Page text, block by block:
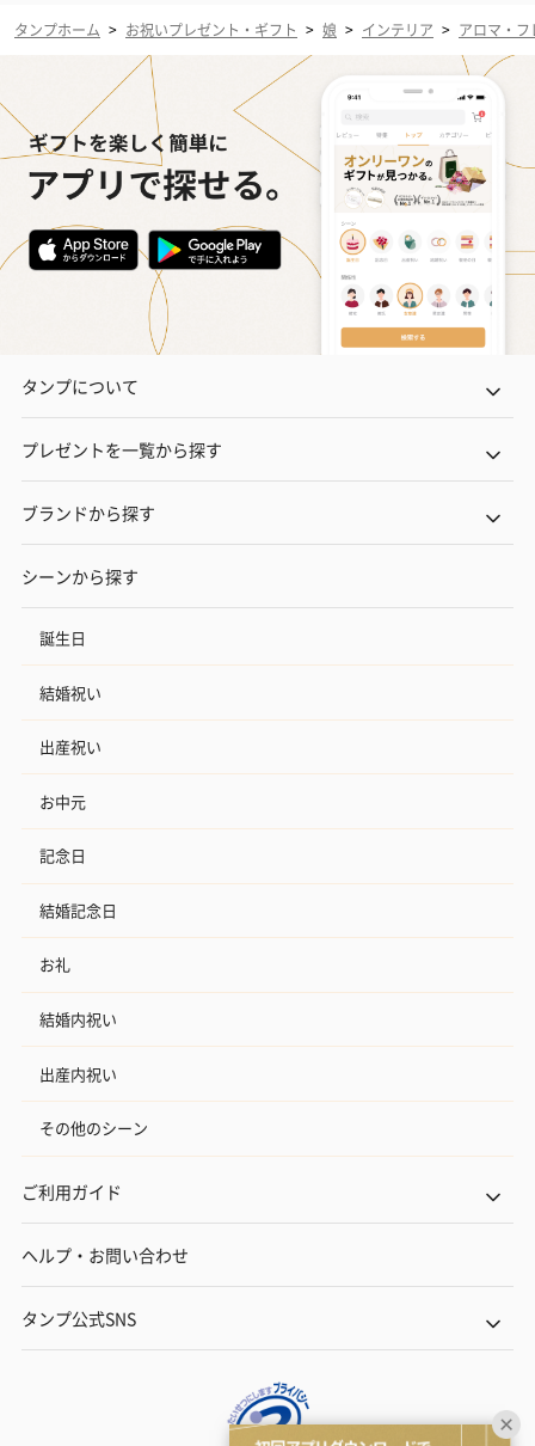
タンプホーム > お祝いプレゼント・ギフト > 娘 > インテリア > アロマ・
タンプについて
プレゼントを一覧から探す
ブランドから探す
シーンから探す
誕生日
結婚祝い
出産祝い
お中元
記念日
結婚記念日
お礼
結婚内祝い
出産内祝い
その他のシーン
ご利用ガイド
ヘルプ・お問い合わせ
タンプ公式SNS